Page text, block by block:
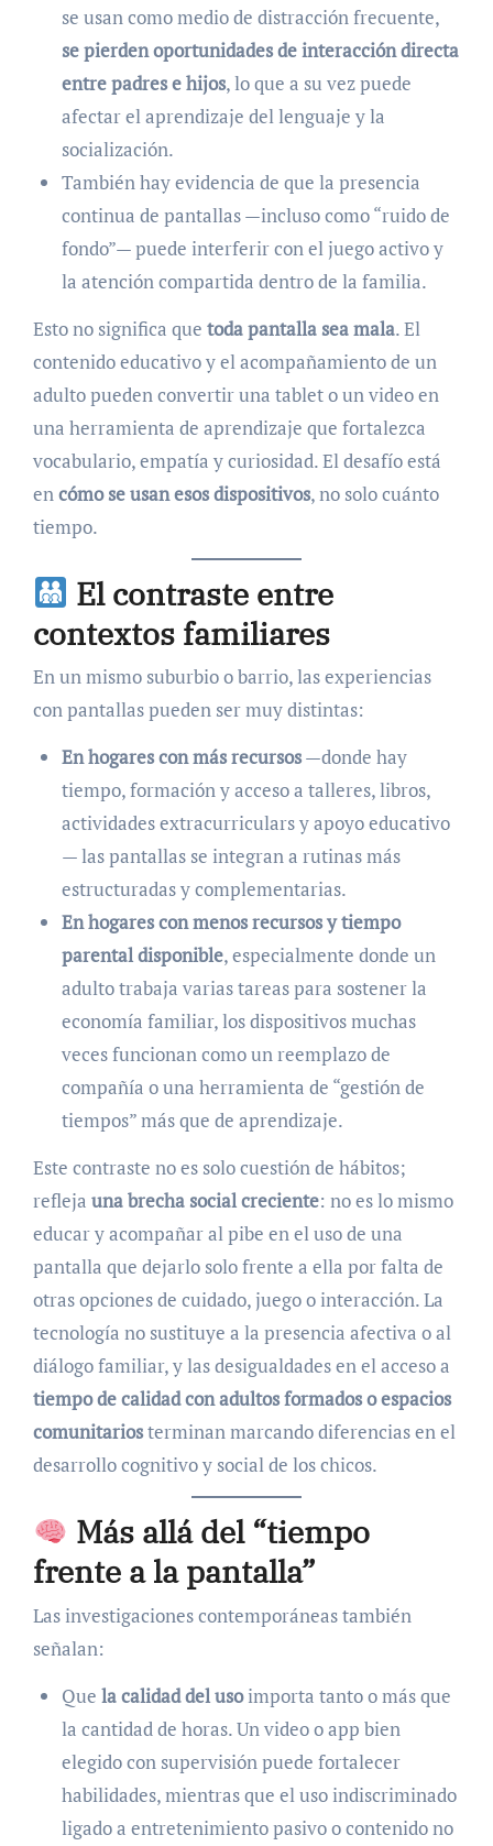
se usan como medio de distracción frecuente,
se pierden oportunidades de interacción directa
entre padres e hijos, lo que a su vez puede
afectar el aprendizaje del lenguaje y la
socialización.
También hay evidencia de que la presencia
continua de pantallas —incluso como “ruido de
fondo”— puede interferir con el juego activo y
la atención compartida dentro de la familia.
Esto no significa que toda pantalla sea mala. El
contenido educativo y el acompañamiento de un
adulto pueden convertir una tablet o un video en
una herramienta de aprendizaje que fortalezca
vocabulario, empatía y curiosidad. El desafío está
en cómo se usan esos dispositivos, no solo cuánto
tiempo.
El contraste entre
contextos familiares
En un mismo suburbio o barrio, las experiencias
con pantallas pueden ser muy distintas:
En hogares con más recursos—donde hay
tiempo, formación y acceso a talleres, libros,
actividades extracurriculars y apoyo educativo
— las pantallas se integran a rutinas más
estructuradas y complementarias.
En hogares con menos recursos y tiempo
parental disponible, especialmente donde un
adulto trabaja varias tareas para sostener la
economía familiar, los dispositivos muchas
veces funcionan como un reemplazo de
compañía o una herramienta de “gestión de
tiempos” más que de aprendizaje.
Este contraste no es solo cuestión de hábitos;
refleja una brecha social creciente: no es lo mismo
educar y acompañar al pibe en el uso de una
pantalla que dejarlo solo frente a ella por falta de
otras opciones de cuidado, juego o interacción. La
tecnología no sustituye a la presencia afectiva o al
diálogo familiar, y las desigualdades en el acceso a
tiempo de calidad con adultos formados o espacios
comunitariosterminan marcando diferencias en el
desarrollo cognitivo y social de los chicos.
Más allá del “tiempo
frente a la pantalla”
Las investigaciones contemporáneas también
señalan:
Que la calidad del usoimporta tanto o más que
la cantidad de horas. Un video o app bien
elegido con supervisión puede fortalecer
habilidades, mientras que el uso indiscriminado
ligado a entretenimiento pasivo o contenido no